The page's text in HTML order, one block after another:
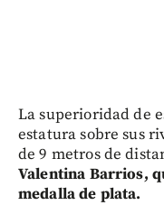
La superioridad de
estatura sobre sus
de 9 metros de
Valentina Barrios,
medalla de plata.